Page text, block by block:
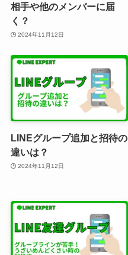
相手や他のメンバーに届
く？
2024年11月12日
LINEグループ追加と招待の
違いは？
2024年11月12日